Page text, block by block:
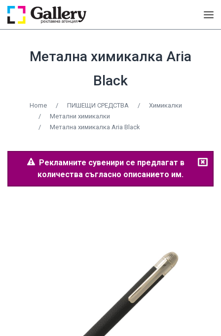
Метална химикалка Aria
Black
Home / ПИШЕЩИ СРЕДСТВА /
Химикалки
/
Метални химикалки
/
Метална химикалка Aria Black
Рекламните сувенири се предлагат в
количества съгласно описанието им.